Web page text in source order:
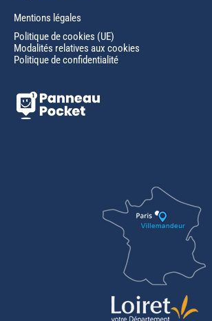
Mentions légales
Politique de cookies (UE)
Modalités relatives aux cookies
Politique de confidentialité